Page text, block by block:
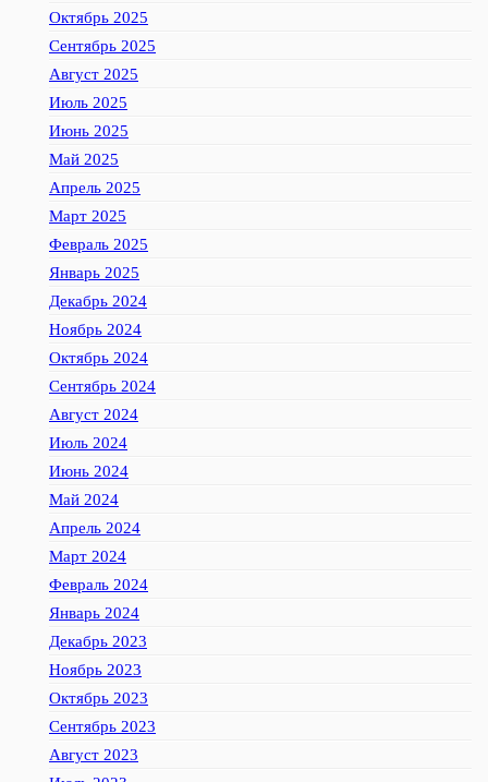
Октябрь 2025
Сентябрь 2025
Август 2025
Июль 2025
Июнь 2025
Май 2025
Апрель 2025
Март 2025
Февраль 2025
Январь 2025
Декабрь 2024
Ноябрь 2024
Октябрь 2024
Сентябрь 2024
Август 2024
Июль 2024
Июнь 2024
Май 2024
Апрель 2024
Март 2024
Февраль 2024
Январь 2024
Декабрь 2023
Ноябрь 2023
Октябрь 2023
Сентябрь 2023
Август 2023